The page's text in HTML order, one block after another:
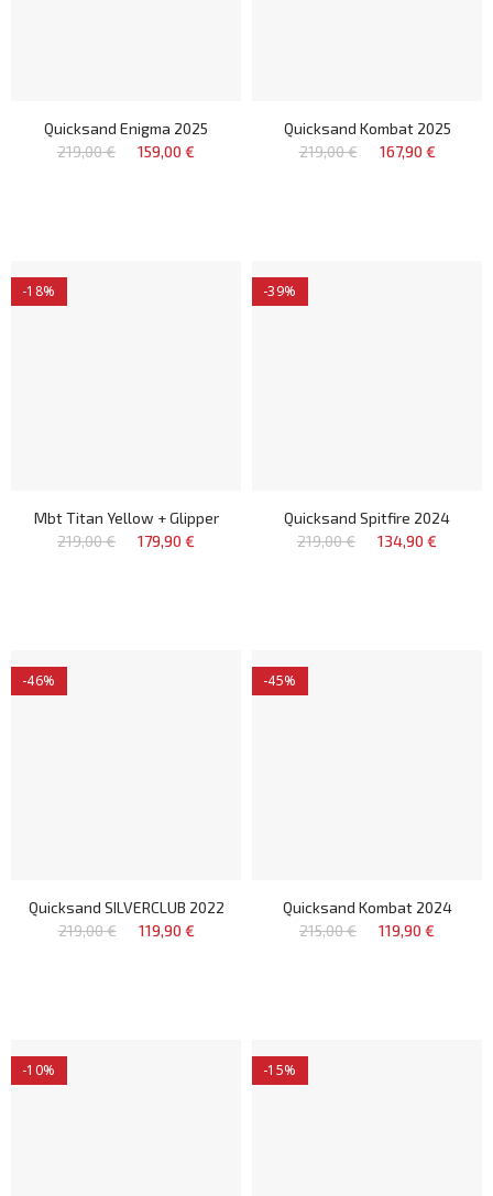
Quicksand Enigma 2025
219,00 €
159,00 €
Quicksand Kombat 2025
219,00 €
167,90 €
-18%
Mbt Titan Yellow + Glipper
219,00 €
179,90 €
-39%
Quicksand Spitfire 2024
219,00 €
134,90 €
-46%
Quicksand SILVERCLUB 2022
219,00 €
119,90 €
-45%
Quicksand Kombat 2024
215,00 €
119,90 €
-10% -15%